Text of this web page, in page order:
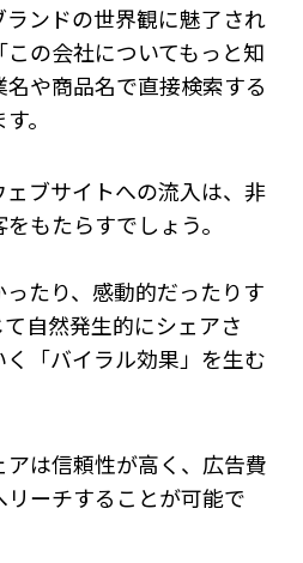
ンドの世界観に魅了され
の会社についてもっと知
や商品名で直接検索する
。
ブサイトへの流入は、非
もたらすでしょう。
たり、感動的だったりす
自然発生的にシェアさ
「バイラル効果」を生む
は信頼性が高く、広告費
ーチすることが可能で